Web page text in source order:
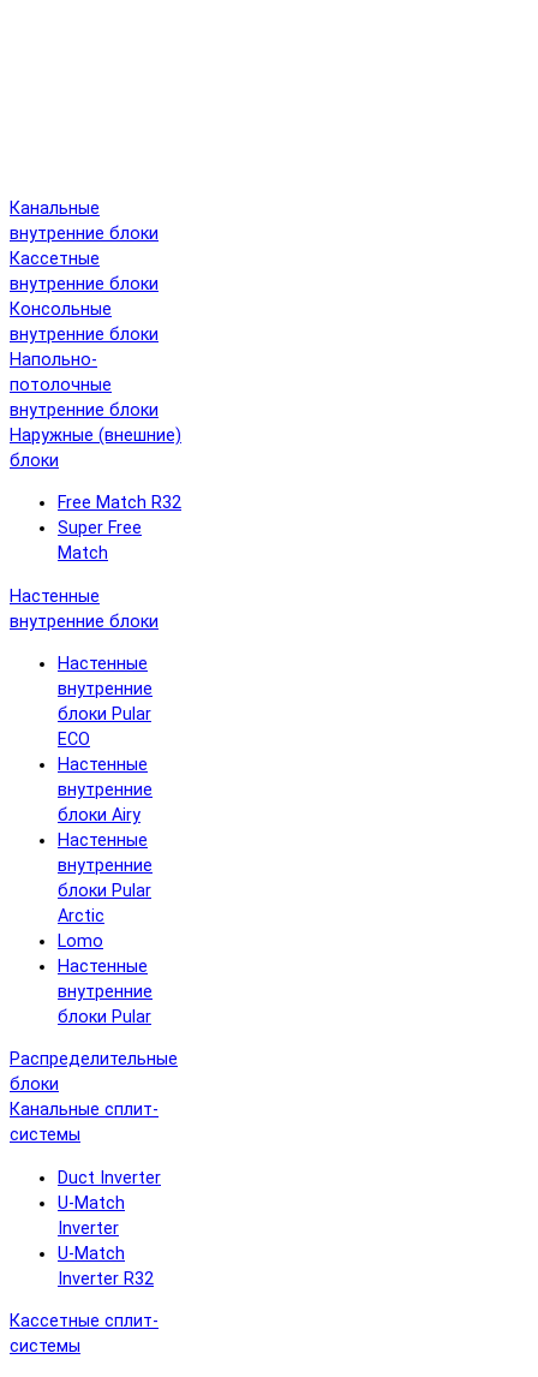
Канальные
внутренние блоки
Кассетные
внутренние блоки
Консольные
внутренние блоки
Напольно-
потолочные
внутренние блоки
Наружные (внешние)
блоки
Free Match R32
Super Free
Match
Настенные
внутренние блоки
Настенные
внутренние
блоки Pular
ECO
Настенные
внутренние
блоки Airy
Настенные
внутренние
блоки Pular
Arctic
Lomo
Настенные
внутренние
блоки Pular
Распределительные
блоки
Канальные сплит-
системы
Duct Inverter
U-Match
Inverter
U-Match
Inverter R32
Кассетные сплит-
системы